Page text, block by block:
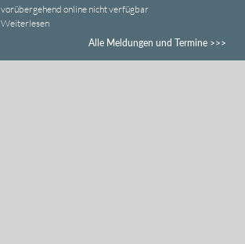
vorübergehend online nicht verfügbar
Weiterlesen
Alle Meldungen und Termine >>>